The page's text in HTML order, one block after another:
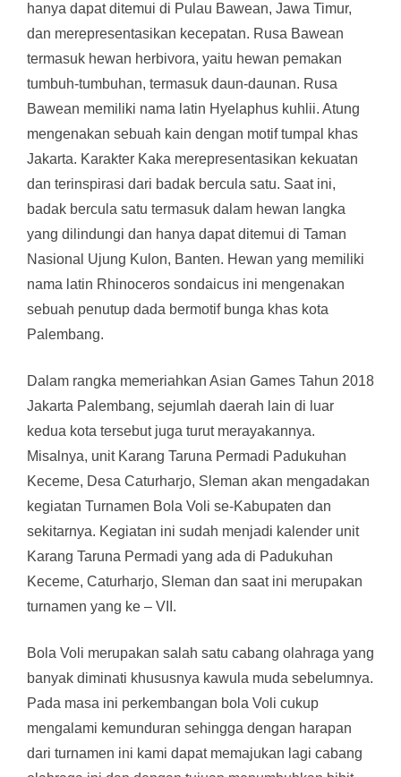
hanya dapat ditemui di Pulau Bawean, Jawa Timur,
dan merepresentasikan kecepatan. Rusa Bawean
termasuk hewan herbivora, yaitu hewan pemakan
tumbuh-tumbuhan, termasuk daun-daunan. Rusa
Bawean memiliki nama latin Hyelaphus kuhlii. Atung
mengenakan sebuah kain dengan motif tumpal khas
Jakarta. Karakter Kaka merepresentasikan kekuatan
dan terinspirasi dari badak bercula satu. Saat ini,
badak bercula satu termasuk dalam hewan langka
yang dilindungi dan hanya dapat ditemui di Taman
Nasional Ujung Kulon, Banten. Hewan yang memiliki
nama latin Rhinoceros sondaicus ini mengenakan
sebuah penutup dada bermotif bunga khas kota
Palembang.
Dalam rangka memeriahkan Asian Games Tahun 2018
Jakarta Palembang, sejumlah daerah lain di luar
kedua kota tersebut juga turut merayakannya.
Misalnya, unit Karang Taruna Permadi Padukuhan
Keceme, Desa Caturharjo, Sleman akan mengadakan
kegiatan Turnamen Bola Voli se-Kabupaten dan
sekitarnya. Kegiatan ini sudah menjadi kalender unit
Karang Taruna Permadi yang ada di Padukuhan
Keceme, Caturharjo, Sleman dan saat ini merupakan
turnamen yang ke – VII.
Bola Voli merupakan salah satu cabang olahraga yang
banyak diminati khususnya kawula muda sebelumnya.
Pada masa ini perkembangan bola Voli cukup
mengalami kemunduran sehingga dengan harapan
dari turnamen ini kami dapat memajukan lagi cabang